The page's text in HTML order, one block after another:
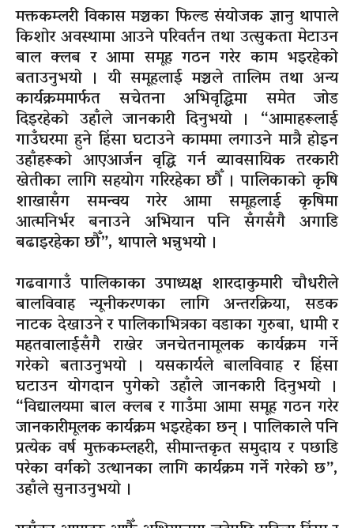
मक्तकम्लरी विकास मञ्चका फिल्ड संयोजक ज्ञानु थापाले
किशोर अवस्थामा आउने परिवर्तन तथा उत्सुकता मेटाउन
बाल क्लब र आमा समूह गठन गरेर काम भइरहेको
बताउनुभयो । यी समूहलाई मञ्चले तालिम तथा अन्य
कार्यक्रममार्फत सचेतना अभिवृद्धिमा समेत जोड
दिइरहेको उहाँले जानकारी दिनुभयो । “आमाहरूलाई
गाउँघरमा हुने हिंसा घटाउने काममा लगाउने मात्रै होइन
उहाँहरूको आएआर्जन वृद्धि गर्न व्यावसायिक तरकारी
खेतीका लागि सहयोग गरिरहेका छौँ । पालिकाको कृषि
शाखासँग समन्वय गरेर आमा समूहलाई कृषिमा
आत्मनिर्भर बनाउने अभियान पनि सँगसँगै अगाडि
बढाइरहेका छौँ”, थापाले भन्नुभयो ।
गढवागाउँ पालिकाका उपाध्यक्ष शारदाकुमारी चौधरीले
बालविवाह न्यूनीकरणका लागि अन्तरक्रिया, सडक
नाटक देखाउने र पालिकाभित्रका वडाका गुरुबा, धामी र
महतवालाईसँगै राखेर जनचेतनामूलक कार्यक्रम गर्ने
गरेको बताउनुभयो । यसकार्यले बालविवाह र हिंसा
घटाउन योगदान पुगेको उहाँले जानकारी दिनुभयो ।
“विद्यालयमा बाल क्लब र गाउँमा आमा समूह गठन गरेर
जानकारीमूलक कार्यक्रम भइरहेका छन् । पालिकाले पनि
प्रत्येक वर्ष मुक्तकम्लहरी, सीमान्तकृत समुदाय र पछाडि
परेका वर्गको उत्थानका लागि कार्यक्रम गर्ने गरेको छ”,
उहाँले सुनाउनुभयो ।